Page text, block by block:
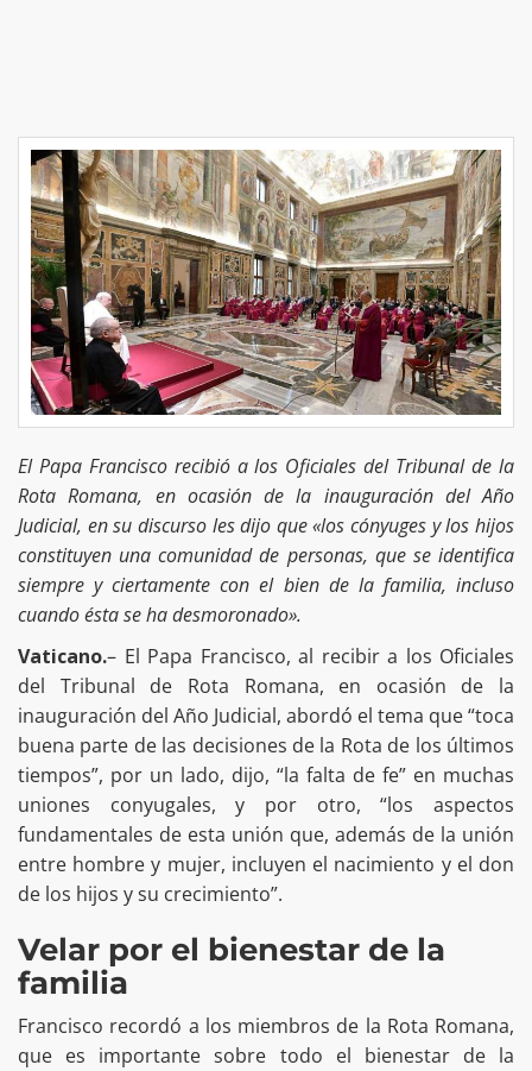
El Papa Francisco recibió a los Oficiales del Tribunal de la
Rota Romana, en ocasión de la inauguración del Año
Judicial, en su discurso les dijo que «los cónyuges y los hijos
constituyen una comunidad de personas, que se identifica
siempre y ciertamente con el bien de la familia, incluso
cuando ésta se ha desmoronado».
Vaticano.– El Papa Francisco, al recibir a los Oficiales
del Tribunal de Rota Romana, en ocasión de la
inauguración del Año Judicial, abordó el tema que “toca
buena parte de las decisiones de la Rota de los últimos
tiempos”, por un lado, dijo, “la falta de fe” en muchas
uniones conyugales, y por otro, “los aspectos
fundamentales de esta unión que, además de la unión
entre hombre y mujer, incluyen el nacimiento y el don
de los hijos y su crecimiento”.
Velar por el bienestar de la
familia
Francisco recordó a los miembros de la Rota Romana,
que es importante sobre todo el bienestar de la